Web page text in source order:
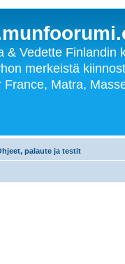
& Vedette Finlandin
merkeistä
Matra,
palaute ja testit